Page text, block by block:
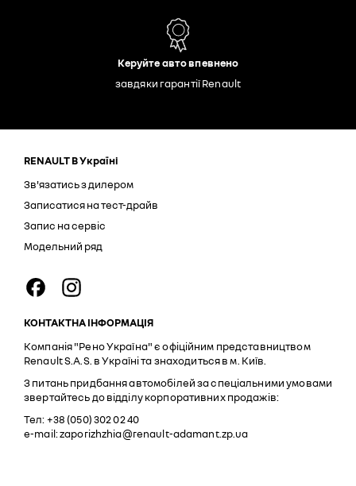
Керуйте авто впевнено
завдяки гарантії Renault
RENAULT В Україні
Зв'язатись з дилером
Записатися на тест-драйв
Запис на сервіс
Модельний ряд
КОНТАКТНА ІНФОРМАЦІЯ
Компанія "Рено Україна" є офіційним представництвом
Renault S.A.S. в Україні та знаходиться в м. Київ.
З питань придбання автомобілей за спеціальними умовами
звертайтесь до відділу корпоративних продажів:
Тел: +38 (050) 302 02 40
e-mail: zaporizhzhia@renault-adamant.zp.ua